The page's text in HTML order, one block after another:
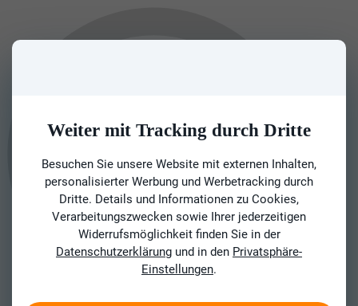
Weiter mit Tracking durch Dritte
Besuchen Sie unsere Website mit externen Inhalten,
personalisierter Werbung und Werbetracking durch
Dritte. Details und Informationen zu Cookies,
Verarbeitungszwecken sowie Ihrer jederzeitigen
Widerrufsmöglichkeit finden Sie in der
Datenschutzerklärung und in den Privatsphäre-
Einstellungen.